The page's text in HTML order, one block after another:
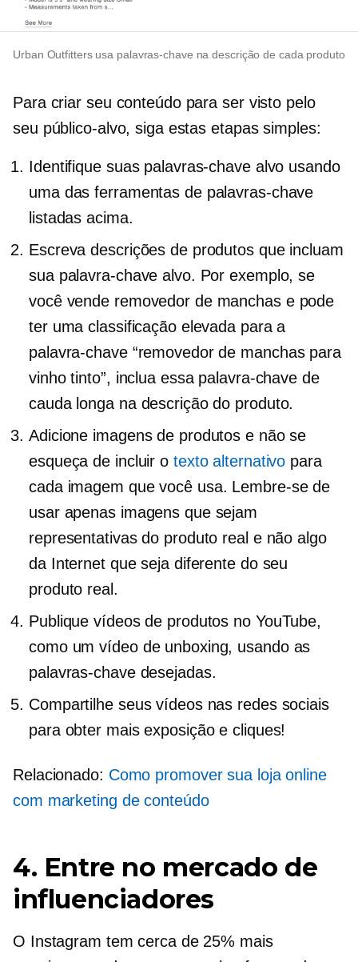
Urban Outfitters usa palavras-chave na descrição de cada produto
Para criar seu conteúdo para ser visto pelo
seu público-alvo, siga estas etapas simples:
Identifique suas palavras-chave alvo usando
uma das ferramentas de palavras-chave
listadas acima.
Escreva descrições de produtos que incluam
sua palavra-chave alvo. Por exemplo, se
você vende removedor de manchas e pode
ter uma classificação elevada para a
palavra-chave “removedor de manchas para
vinho tinto”, inclua essa palavra-chave de
cauda longa na descrição do produto.
Adicione imagens de produtos e não se
esqueça de incluir o texto alternativo para
cada imagem que você usa. Lembre-se de
usar apenas imagens que sejam
representativas do produto real e não algo
da Internet que seja diferente do seu
produto real.
Publique vídeos de produtos no YouTube,
como um vídeo de unboxing, usando as
palavras-chave desejadas.
Compartilhe seus vídeos nas redes sociais
para obter mais exposição e cliques!
Relacionado: Como promover sua loja online
com marketing de conteúdo
4. Entre no mercado de
influenciadores
O Instagram tem cerca de 25% mais